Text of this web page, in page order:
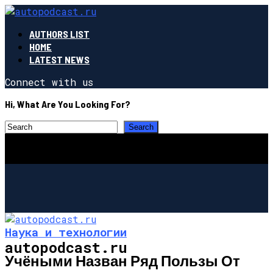
AUTHORS LIST
HOME
LATEST NEWS
Connect with us
Hi, What Are You Looking For?
autopodcast.ru
Наука и технологии
Учёными Назван Ряд Пользы От